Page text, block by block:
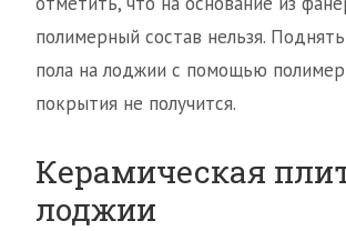
полимерный состав нельзя.
пола на лоджии с помощью
покрытия не получится.
Керамическая
лоджии